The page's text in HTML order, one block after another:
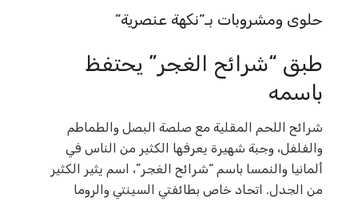
حلوى ومشروبات بـ”نكهة عنصرية”
طبق “شرائح الغجر” يحتفظ
باسمه
شرائح اللحم المقلية مع صلصة البصل والطماطم
والفلفل، وجبة شهيرة يعرفها الكثير من الناس في
ألمانيا والنمسا باسم “شرائح الغجر”، اسم يثير الكثير
من الجدل. اتحاد خاص بطائفتي السينتي والروما